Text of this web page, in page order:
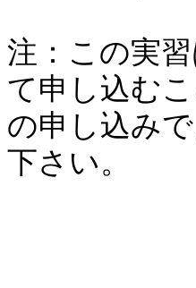
注：この実
て申し込む
の申し込み
下さい。